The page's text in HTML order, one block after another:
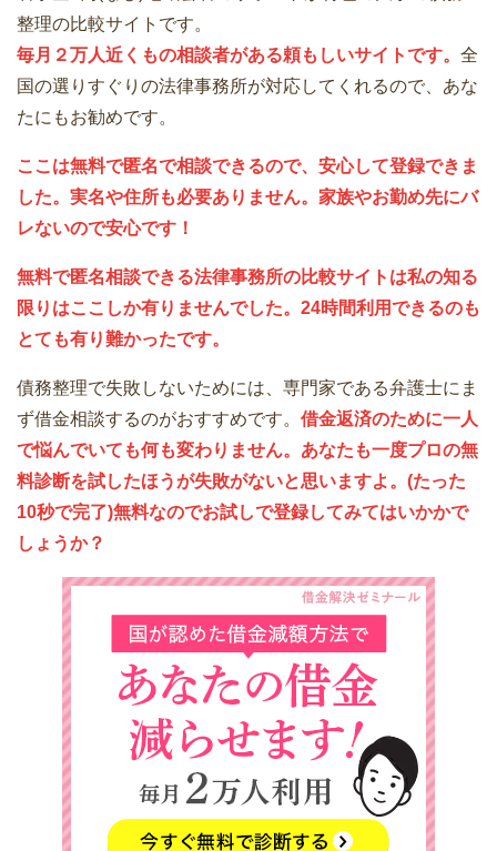
整理の比較サイトです。
毎月２万人近くもの相談者がある頼もしいサイトです。 全
国の選りすぐりの法律事務所が対応してくれるので、あな
たにもお勧めです。
ここは無料で匿名で相談できるので、安心して登録できま
した。実名や住所も必要ありません。家族やお勤め先にバ
レないので安心です！
無料で匿名相談できる法律事務所の比較サイトは私の知る
限りはここしか有りませんでした。24時間利用できるのも
とても有り難かったです。
債務整理で失敗しないためには、専門家である弁護士にま
ず借金相談するのがおすすめです。 借金返済のために一人
で悩んでいても何も変わりません。あなたも一度プロの無
料診断を試したほうが失敗がないと思いますよ。(たった
10秒で完了)無料なのでお試しで登録してみてはいかかで
しょうか？